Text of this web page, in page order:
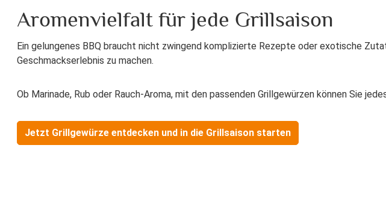
Aromenvielfalt für jede Grillsaison
Ein gelungenes BBQ braucht nicht zwingend komplizierte Rezepte oder exotische
Geschmackserlebnis zu machen.
Ob Marinade, Rub oder Rauch-Aroma, mit den passenden Grillgewürzen können Sie
Jetzt Grillgewürze entdecken und in die Grillsaison starten